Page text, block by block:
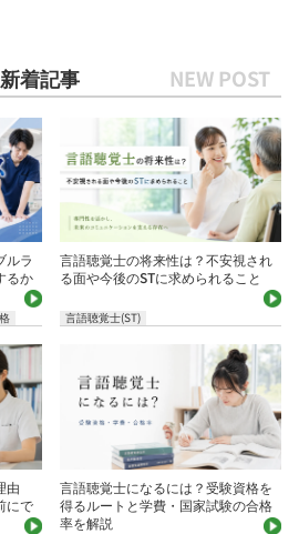
着記事
ルラ
るか
言語聴覚士の将来性は？不安視され
る面や今後のSTに求められること
言語聴覚士(ST)
由
にで
言語聴覚士になるには？受験資格を
得るルートと学費・国家試験の合格
率を解説